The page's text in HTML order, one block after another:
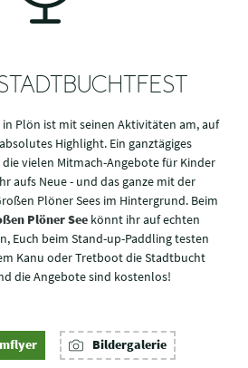
Plön ist mit seinen Aktivitäten am, auf
Highlight. Ein ganztägiges
vielen Mitmach-Angebote für Kinder
aufs Neue - und das ganze mit der
Plöner Sees im Hintergrund. Beim
Plöner See könnt ihr auf echten
Euch beim Stand-up-Paddling testen
Kanu oder Tretboot die Stadtbucht
die Angebote sind kostenlos!
Bildergalerie